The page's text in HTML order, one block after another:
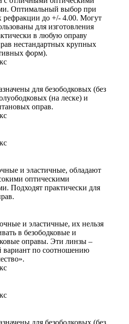
Оптимальный выбор при
рефракции до +/- 4.00. Могут
для изготовления
в любую оправу
нестандартных крупных
форм).
для безободковых (без
(на леске) и
оправ.
и эластичные, обладают
оптическими
Подходят практически для
и эластичные, их нельзя
в безободковые и
оправы. Эти линзы –
вариант по соотношению
для безободковых (без